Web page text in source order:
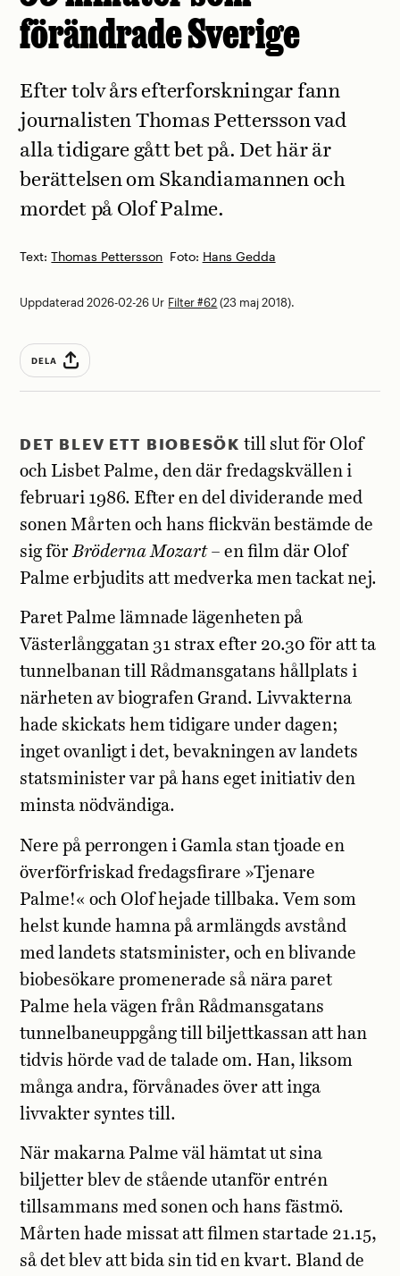
förändrade Sverige
Text:Thomas Pettersson Foto: Hans Gedda
Efter tolv års efterforskningar fann
journalisten Thomas Pettersson vad
alla tidigare gått bet på. Det här är
berättelsen om Skandiamannen och
mordet på Olof Palme.
Uppdaterad 2026-02-26 Ur Filter #62(23 maj 2018).
DELA
DET BLEV ETT BIOBESÖK till slut för Olof
och Lisbet Palme, den där fredagskvällen i
februari 1986. Efter en del dividerande med
sonen Mårten och hans flickvän bestämde de
sig förBröderna Mozart– en film där Olof
Palme erbjudits att medverka men tackat nej.
Paret Palme lämnade lägenheten på
Västerlånggatan 31 strax efter 20.30 för att ta
tunnelbanan till Rådmansgatans hållplats i
närheten av biografen Grand. Livvakterna
hade skickats hem tidigare under dagen;
inget ovanligt i det, bevakningen av landets
statsminister var på hans eget initiativ den
minsta nödvändiga.
Nere på perrongen i Gamla stan tjoade en
överförfriskad fredagsfirare »Tjenare
Palme!« och Olof hejade tillbaka. Vem som
helst kunde hamna på armlängds avstånd
med landets statsminister, och en blivande
biobesökare promenerade så nära paret
Palme hela vägen från Rådmansgatans
tunnelbaneuppgång till biljettkassan att han
tidvis hörde vad de talade om. Han, liksom
många andra, förvånades över att inga
livvakter syntes till.
När makarna Palme väl hämtat ut sina
biljetter blev de stående utanför entrén
tillsammans med sonen och hans fästmö.
Mårten hade missat att filmen startade 21.15,
så det blev att bida sin tid en kvart. Bland de